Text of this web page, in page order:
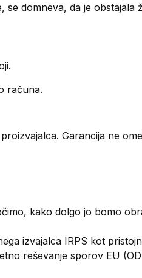
domneva, da je
računa.
Garancija ne
kako dolgo jo bomo
izvajalca IRPS kot
reševanje sporov EU